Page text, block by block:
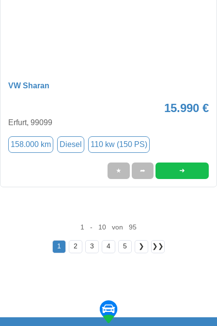
VW Sharan
15.990 €
Erfurt, 99099
158.000 km Diesel 110 kw (150 PS)
★ ➦ ➜
1 - 10 von 95
1 2 3 4 5 ❯ ❯❯